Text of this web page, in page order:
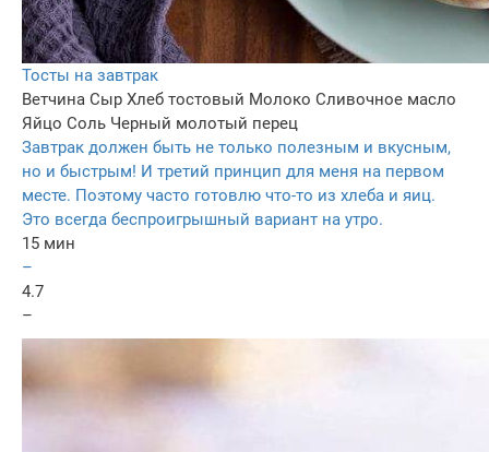
Тосты на завтрак
Ветчина Сыр Хлеб тостовый Молоко Сливочное масло
Яйцо Соль Черный молотый перец
Завтрак должен быть не только полезным и вкусным,
но и быстрым! И третий принцип для меня на первом
месте. Поэтому часто готовлю что-то из хлеба и яиц.
Это всегда беспроигрышный вариант на утро.
15 мин
–
4.7
–